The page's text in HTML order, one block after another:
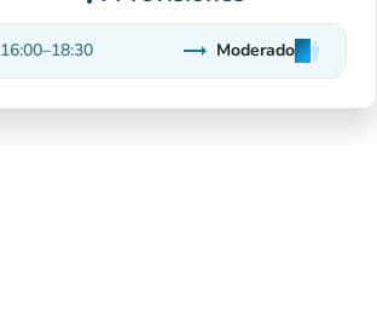
16:00–18:30 trending_flat
Estable
Moderadoman
man
man